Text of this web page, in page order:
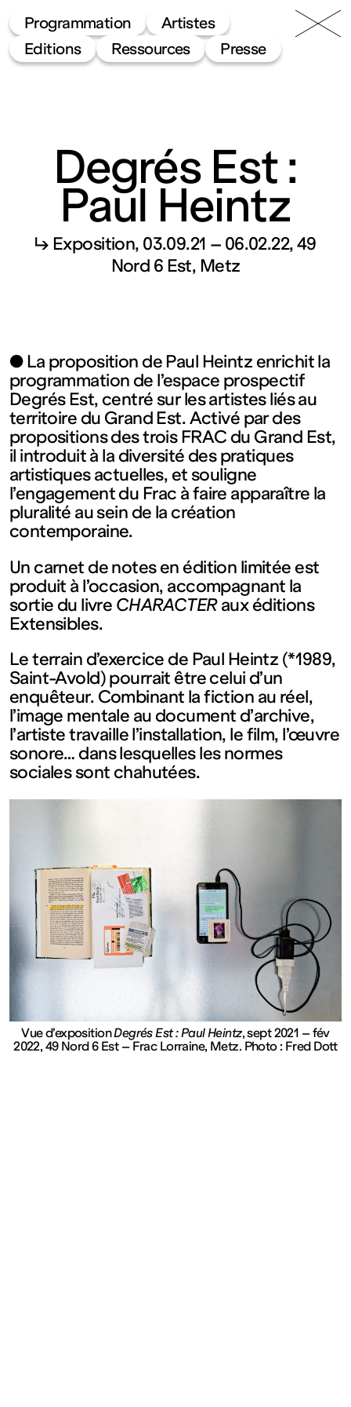
49 Nord
6 Est
Frac
Lorraine
Fonds
régional
contemporain
de
Lorraine
1 bis, rue
des
Trinitaires
57000
Metz
Ouvert
Entrée
gratuite
Mar – Ven
: 14h – 18h
Sam – Dim
: 11h – 19h
Menu
Programmation
Artistes
Editions
Ressources Presse
Degrés Est :
Paul Heintz
↳ Exposition 03.09.21 – 06.02.22 49
Nord 6 Est, Metz
● La proposition de Paul Heintz enrichit la
programmation de l’espace prospectif
Degrés Est, centré sur les artistes liés au
territoire du Grand Est. Activé par des
propositions des trois FRAC du Grand Est,
il introduit à la diversité des pratiques
artistiques actuelles, et souligne
l’engagement du Frac à faire apparaître la
pluralité au sein de la création
contemporaine.
Un carnet de notes en édition limitée est
produit à l’occasion, accompagnant la
sortie du livre CHARACTERaux éditions
Extensibles.
Le terrain d’exercice de Paul Heintz (*1989,
Saint-Avold) pourrait être celui d’un
enquêteur. Combinant la fiction au réel,
l’image mentale au document d’archive,
l’artiste travaille l’installation, le film, l’œuvre
sonore… dans lesquelles les normes
sociales sont chahutées.
Vue d’expositionDegrés Est : Paul Heintz, sept 2021 – fév
2022, 49 Nord 6 Est – Frac Lorraine, Metz. Photo : Fred Dott